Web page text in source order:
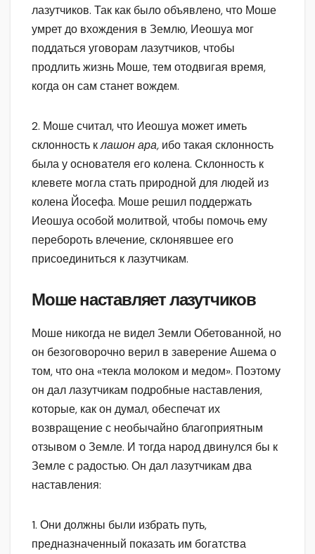
лазутчиков. Так как было объявлено, что Моше
умрет до вхождения в Землю, Иеошуа мог
поддаться уговорам лазутчиков, чтобы
продлить жизнь Моше, тем отодвигая время,
когда он сам станет вождем.
2. Моше считал, что Иеошуа может иметь
склонность клашон ара, ибо такая склонность
была у основателя его колена. Склонность к
клевете могла стать природной для людей из
колена Йосефа. Моше решил поддержать
Иеошуа особой молитвой, чтобы помочь ему
перебороть влечение, склонявшее его
присоединиться к лазутчикам.
Моше наставляет лазутчиков
Моше никогда не видел Земли Обетованной, но
он безоговорочно верил в заверение Ашема о
том, что она «текла молоком и медом». Поэтому
он дал лазутчикам подробные наставления,
которые, как он думал, обеспечат их
возвращение с необычайно благоприятным
отзывом о Земле. И тогда народ двинулся бы к
Земле с радостью. Он дал лазутчикам два
наставления:
1. Они должны были избрать путь,
предназначенный показать им богатства